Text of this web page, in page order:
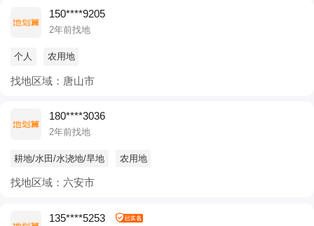
150****9205
2年前找地
个人 农用地
找地区域：唐山市
180****3036
2年前找地
耕地/水田/水浇地/旱地 农用地
找地区域：六安市
135****5253